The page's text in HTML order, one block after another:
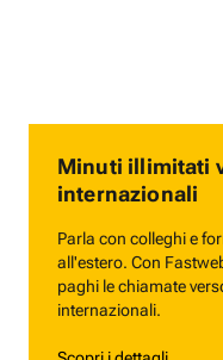
Minuti illimitati
internazionali
Parla con colleghi e
all'estero. Con
paghi le chiamate
internazionali.